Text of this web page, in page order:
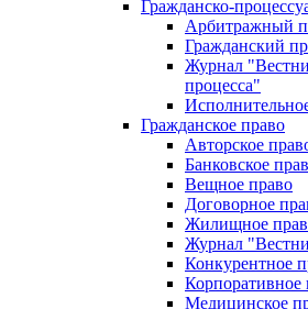
Гражданско-
Арбитражный
Гражданский
Журнал
процесса"
Гражданское право
Авторское
Банковское
Вещное право
Договорное
Жилищное
Журнал
Конкурентное
Корпоративное
Медицинское